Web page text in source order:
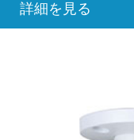
詳細を見る